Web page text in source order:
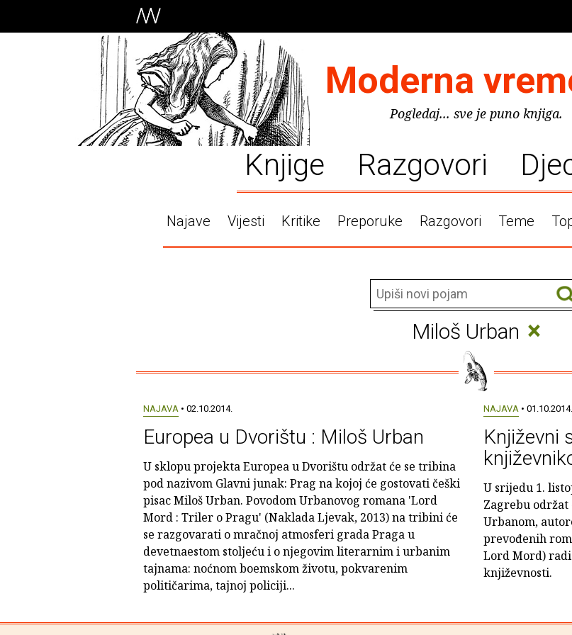
Moderna
Pogledaj... sve je puno knjiga.
Knjige Razgovori
Najave Vijesti Kritike Preporuke Razgovori Teme
Miloš Urban ×
NAJAVA• 02.10.2014.
Europea u Dvorištu : Miloš Urban
U sklopu projekta Europea u Dvorištu održat će se tribina
pod nazivom Glavni junak: Prag na kojoj će gostovati češki
pisac Miloš Urban. Povodom Urbanovog romana 'Lord
Mord : Triler o Pragu' (Naklada Ljevak, 2013) na tribini će
se razgovarati o mračnoj atmosferi grada Praga u
devetnaestom stoljeću i o njegovim literarnim i urbanim
tajnama: noćnom boemskom životu, pokvarenim
političarima, tajnoj policiji...
NAJAVA• 01.10.2014.
Književni
U srijedu 1.
Zagrebu održat
Urbanom,
prevođenih
Lord Mord)
književnosti.